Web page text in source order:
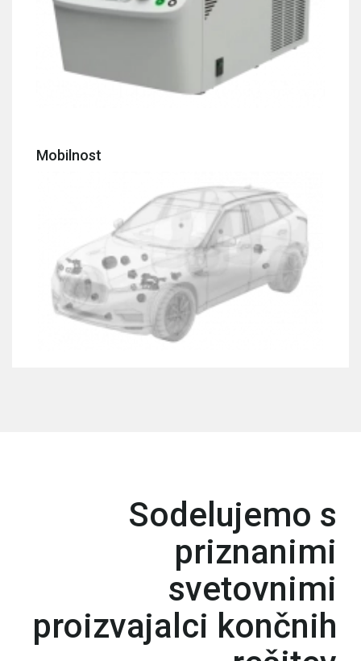
Mobilnost
Sodelujemo s
priznanimi
svetovnimi
proizvajalci končnih